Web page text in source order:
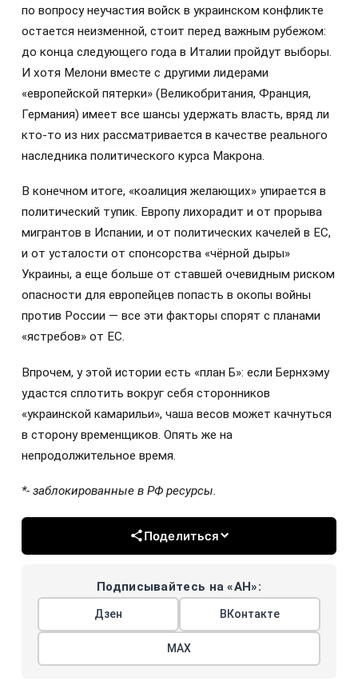
по вопросу неучастия войск в украинском конфликте
остается неизменной, стоит перед важным рубежом:
до конца следующего года в Италии пройдут выборы.
И хотя Мелони вместе с другими лидерами
«европейской пятерки» (Великобритания, Франция,
Германия) имеет все шансы удержать власть, вряд ли
кто-то из них рассматривается в качестве реального
наследника политического курса Макрона.
В конечном итоге, «коалиция желающих» упирается в
политический тупик. Европу лихорадит и от прорыва
мигрантов в Испании, и от политических качелей в ЕС,
и от усталости от спонсорства «чёрной дыры»
Украины, а еще больше от ставшей очевидным риском
опасности для европейцев попасть в окопы войны
против России — все эти факторы спорят с планами
«ястребов» от ЕС.
Впрочем, у этой истории есть «план Б»: если Бернхэму
удастся сплотить вокруг себя сторонников
«украинской камарильи», чаша весов может качнуться
в сторону временщиков. Опять же на
непродолжительное время.
*- заблокированные в РФ ресурсы.
Поделиться
Подписывайтесь на «АН»:
Дзен ВКонтакте
МАХ